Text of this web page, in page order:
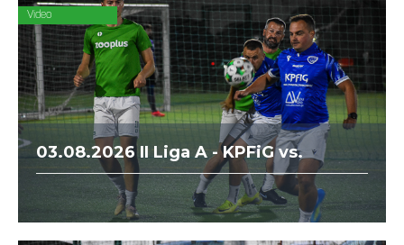
Video
03.08.2026 II Liga A - KPFiG vs.
zooplus